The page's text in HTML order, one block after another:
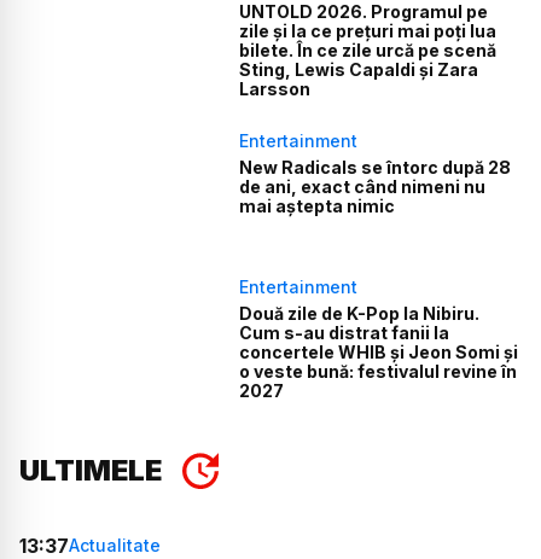
UNTOLD 2026. Programul pe
zile și la ce prețuri mai poți lua
bilete. În ce zile urcă pe scenă
Sting, Lewis Capaldi și Zara
Larsson
Entertainment
New Radicals se întorc după 28
de ani, exact când nimeni nu
mai aștepta nimic
Entertainment
Două zile de K-Pop la Nibiru.
Cum s-au distrat fanii la
concertele WHIB și Jeon Somi și
o veste bună: festivalul revine în
2027
ULTIMELE
13:37Actualitate